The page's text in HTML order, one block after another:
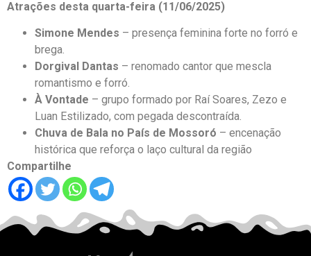
Atrações desta quarta-feira (11/06/2025)
Simone Mendes – presença feminina forte no forró e
brega.
Dorgival Dantas – renomado cantor que mescla
romantismo e forró.
À Vontade – grupo formado por Raí Soares, Zezo e
Luan Estilizado, com pegada descontraída.
Chuva de Bala no País de Mossoró – encenação
histórica que reforça o laço cultural da região
Compartilhe